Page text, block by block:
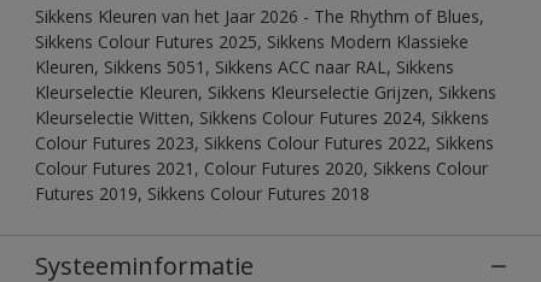
Sikkens Kleuren van het Jaar 2026 - The Rhythm of Blues,
Sikkens Colour Futures 2025, Sikkens Modern Klassieke
Kleuren, Sikkens 5051, Sikkens ACC naar RAL, Sikkens
Kleurselectie Kleuren, Sikkens Kleurselectie Grijzen, Sikkens
Kleurselectie Witten, Sikkens Colour Futures 2024, Sikkens
Colour Futures 2023, Sikkens Colour Futures 2022, Sikkens
Colour Futures 2021, Colour Futures 2020, Sikkens Colour
Futures 2019, Sikkens Colour Futures 2018
Systeeminformatie